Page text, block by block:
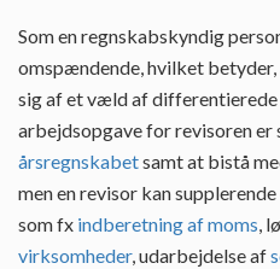
Som en regnskabskyndig
omspændende, hvilket
sig af et væld af
arbejdsopgave for revisoren
årsregnskabetsamt at bistå
men en revisor kan
som fx indberetning af moms,
virksomheder, udarbejdelse af